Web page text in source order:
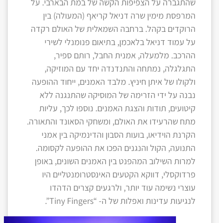
שהתגברה על הצפיפות הקשה של במת הבארבי. על
המרפסת מימין שרה דניאל קריאף (המעולה) בין
הרוקדים בקהל. ברחבה השמאלית של האולם רקדה
על עמוד דניאל בלאכמן, בתיאום פנומנלי לשירי
ההרכב. מלמעלה, אמנית החבל, רותם ספיר,
התגלגלה, נמתחה והתנדנדה יחד עם המוזיקה,
ולקולו של איתן חיניץ. מלבד האמנים, ייחוד ההופעה
נבנה על ידי הזרימה של המוסיקה שהתנגנה ללא
קיטועים, תודות והצגת האמנים. נוספו לכך, עליות
מתח שהרעידו את האולם, ומשחקי הסאונד והתאורה.
הקרנת הוידיאו, בועות הסבון והדינמיקה בין אמני
התנועה, הקול והנגנים הפכו את ההופעה לקסומה.
למרות השילוב המהפנט בין האמנים השונים, באופן
פרדוקסלי, דווקא הקטעים האינסטרומנטליים היו
עוצרי נשימה עוד יותר, ולרגעים קצרים הדהדו
לנגיעות עדינות ואפלות של ה- “Tiny Fingers”.